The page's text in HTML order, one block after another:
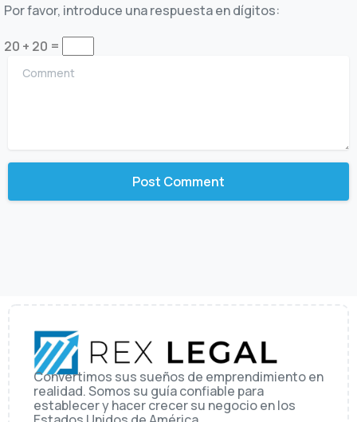
Por favor, introduce una respuesta en dígitos:
20 + 20 =
Convertimos sus sueños de emprendimiento en
realidad. Somos su guía confiable para
establecer y hacer crecer su negocio en los